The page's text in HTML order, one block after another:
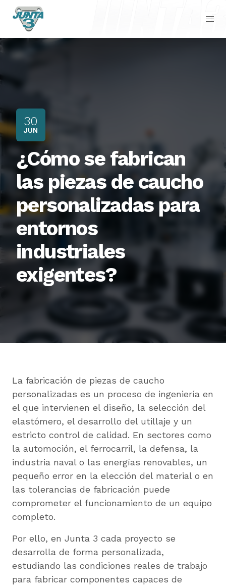
30
JUN
¿Cómo se fabrican
las piezas de caucho
personalizadas para
entornos
industriales
exigentes?
La fabricación de piezas de caucho
personalizadas es un proceso de ingeniería en
el que intervienen el diseño, la selección del
elastómero, el desarrollo del utillaje y un
estricto control de calidad. En sectores como
la automoción, el ferrocarril, la defensa, la
industria naval o las energías renovables, un
pequeño error en la elección del material o en
las tolerancias de fabricación puede
comprometer el funcionamiento de un equipo
completo.
Por ello, en Junta 3 cada proyecto se
desarrolla de forma personalizada,
estudiando las condiciones reales de trabajo
para fabricar componentes capaces de